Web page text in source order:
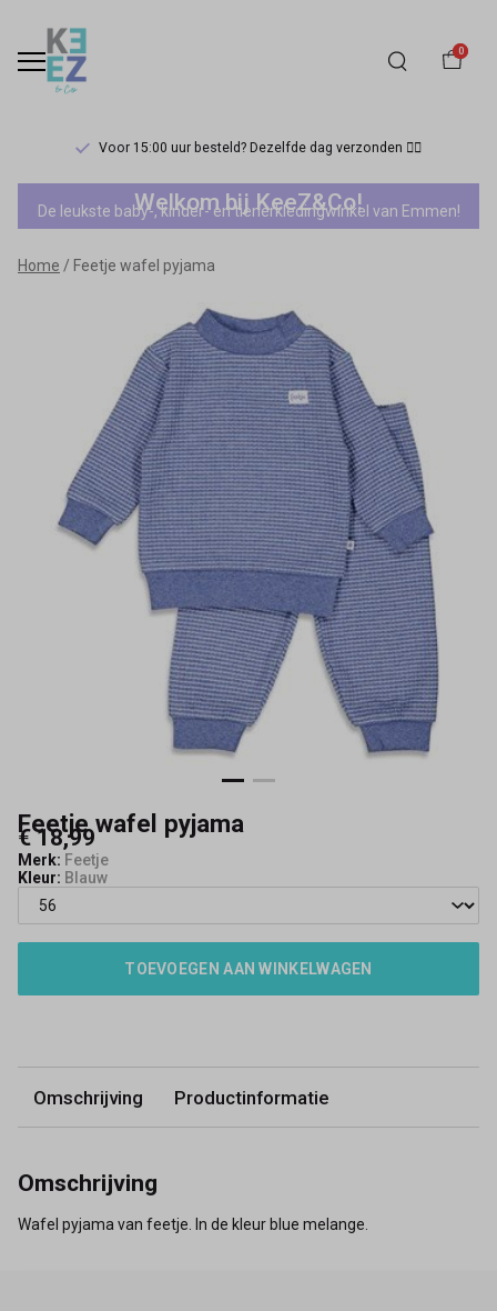
0
Voor 15:00 uur besteld? Dezelfde dag verzonden 🏃‍♀️
Feetje
wafel
pyjama
Keez&Co
Welkom bij KeeZ&Co!
De leukste baby-, kinder- en tienerkledingwinkel van Emmen!
Home Feetje wafel pyjama
Feetje wafel pyjama
€ 18,99
Merk: Feetje
Kleur: Blauw
TOEVOEGEN AAN WINKELWAGEN
Omschrijving Productinformatie
Omschrijving
Wafel pyjama van feetje. In de kleur blue melange.